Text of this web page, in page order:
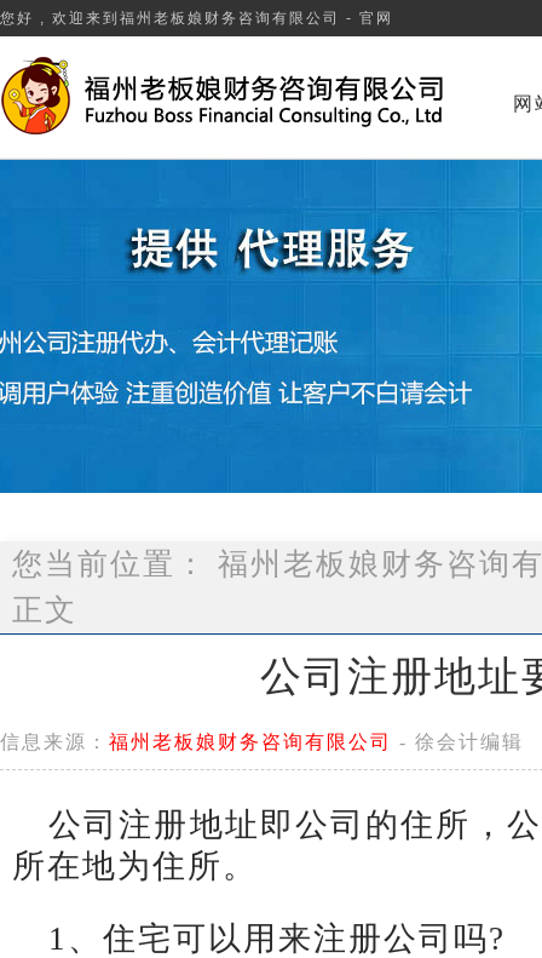
您好 , 欢迎来到福州老板娘财务咨询有限公司 - 官网
网
您当前位置：
福州老板娘财务咨询
正文
公司注册地址
信息来源： 福州老板娘财务咨询有限公司 - 徐会计编辑
公司注册地址即公司的住所，
所在地为住所。
1、住宅可以用来注册公司吗?